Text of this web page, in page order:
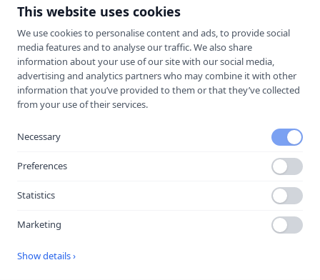
Laddar ner ett kontaktkort som du kan lägga
tillMora Trafikskola ABsom kontakt med.
Hitta hit
This website uses cookies
We use cookies to personalise content and ads, to provide social
media features and to analyse our traffic. We also share
information about your use of our site with our social media,
advertising and analytics partners who may combine it with other
information that you’ve provided to them or that they’ve collected
from your use of their services.
Necessary
Preferences
Statistics
Marketing
Show details ›